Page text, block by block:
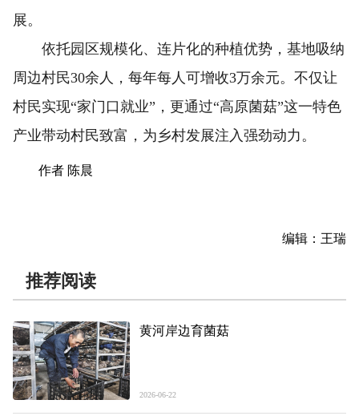
展。
依托园区规模化、连片化的种植优势，基地吸纳
周边村民30余人，每年每人可增收3万余元。不仅让
村民实现“家门口就业”，更通过“高原菌菇”这一特色
产业带动村民致富，为乡村发展注入强劲动力。
作者 陈晨
编辑：王瑞
推荐阅读
黄河岸边育菌菇
2026-06-22